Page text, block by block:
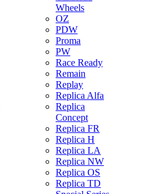
Wheels
OZ
PDW
Proma
PW
Race Ready
Remain
Replay
Replica Alfa
Replica
Concept
Replica FR
Replica H
Replica LA
Replica NW
Replica OS
Replica TD